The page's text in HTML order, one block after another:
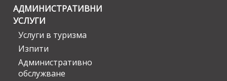
АДМИНИСТРАТИВНИ
УСЛУГИ
Услуги в туризма
Изпити
Административно
обслужване